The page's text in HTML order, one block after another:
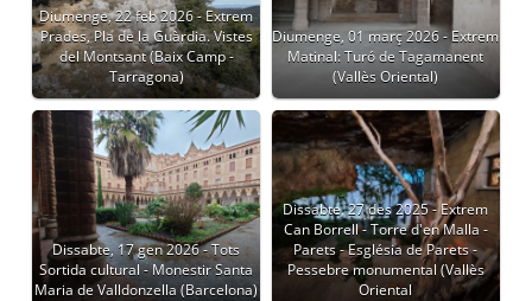
Diumenge, 22 feb 2026 - Extrem
Prades, Pla de la Guàrdia. Vistes
del Montsant (Baix Camp -
Tarragona)
Diumenge, 01 març 2026 - Extrem
Matinal: Turó de Tagamanent
(Vallès Oriental)
Dissabte, 17 gen 2026 - Tots
Sortida cultural - Monestir Santa
Maria de Valldonzella (Barcelona)
Dissabte, 27 des 2025 - Extrem
Can Borrell - Torre d'en Malla -
Parets - Església de Parets -
Pessebre monumental (Vallès
Oriental